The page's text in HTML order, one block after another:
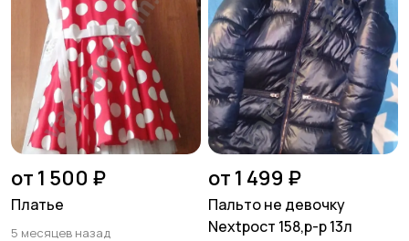
от 1 500 ₽
Платье
5 месяцев назад
от 1 499 ₽
Пальто не девочку
Nextрост 158,р-р 13л